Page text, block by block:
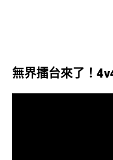
無界擂台來了！